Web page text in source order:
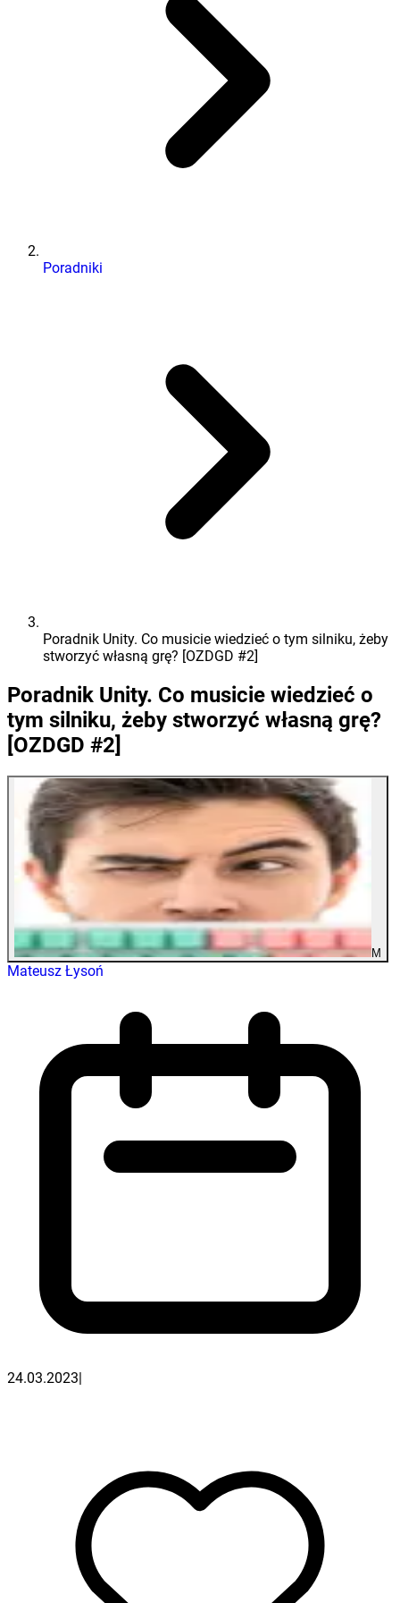
Poradniki
Poradnik Unity. Co musicie wiedzieć o tym silniku, żeby
stworzyć własną grę? [OZDGD #2]
Poradnik Unity. Co musicie wiedzieć o
tym silniku, żeby stworzyć własną grę?
[OZDGD #2]
M
Mateusz Łysoń
24.03.2023|